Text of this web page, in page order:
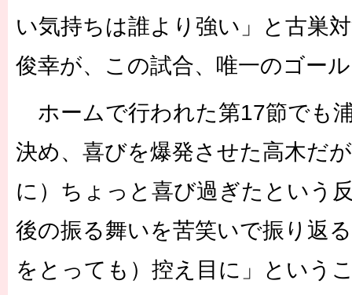
い気持ちは誰より強い」と古巣
俊幸が、この試合、唯一のゴー
ホームで行われた第17節でも
決め、喜びを爆発させた高木だ
に）ちょっと喜び過ぎたという
後の振る舞いを苦笑いで振り返
をとっても）控え目に」という